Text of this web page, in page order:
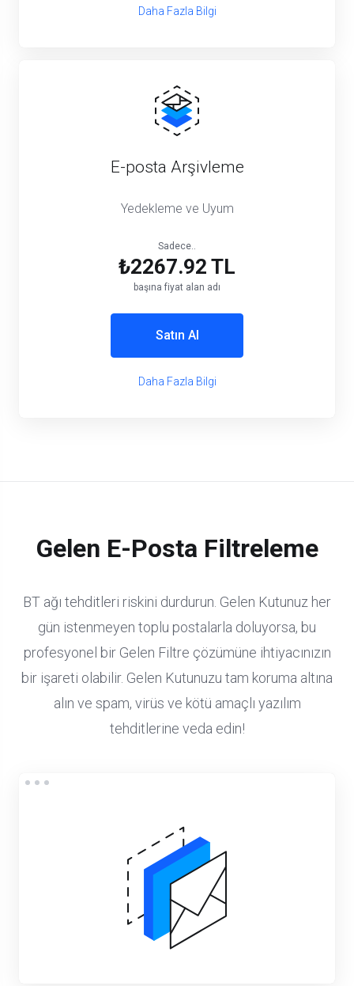
Daha Fazla Bilgi
E-posta Arşivleme
Yedekleme ve Uyum
Sadece..
₺2267.92 TL
başına fiyat alan adı
Satın Al
Daha Fazla Bilgi
Gelen E-Posta Filtreleme
BT ağı tehditleri riskini durdurun. Gelen Kutunuz her
gün istenmeyen toplu postalarla doluyorsa, bu
profesyonel bir Gelen Filtre çözümüne ihtiyacınızın
bir işareti olabilir. Gelen Kutunuzu tam koruma altına
alın ve spam, virüs ve kötü amaçlı yazılım
tehditlerine veda edin!